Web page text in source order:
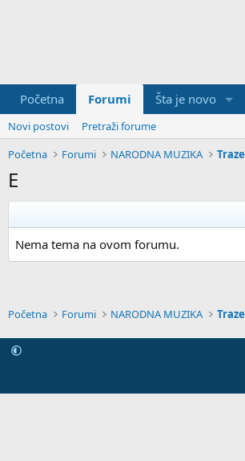
Početna Forumi Šta je novo
Novi postovi
Pretraži forume
Početna
Forumi NARODNA MUZIKA
E
Nema tema na ovom forumu.
Početna Forumi NARODNA MUZIKA